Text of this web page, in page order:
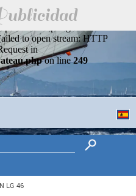
search?
to open stream: HTTP
in
on line249
LG 46